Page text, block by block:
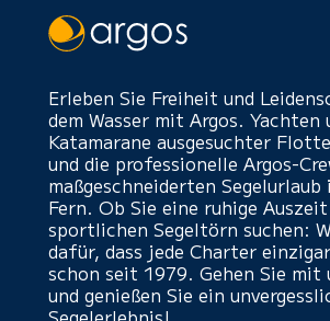
Erleben Sie Freiheit und
dem Wasser mit Argos. Yachten
Katamarane ausgesuchter
und die professionelle Argos-
maßgeschneiderten Segelurlaub
Fern. Ob Sie eine ruhige
sportlichen Segeltörn suchen:
dafür, dass jede Charter
schon seit 1979. Gehen Sie mit
und genießen Sie ein